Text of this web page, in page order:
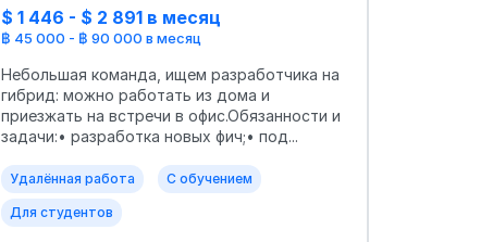
$ 1 446 - $ 2 891 в месяц
฿ 45 000 - ฿ 90 000 в месяц
Небольшая команда, ищем разработчика на
гибрид: можно работать из дома и
приезжать на встречи в офис.Обязанности и
задачи:• разработка новых фич;• под...
Удалённая работа С обучением
Для студентов